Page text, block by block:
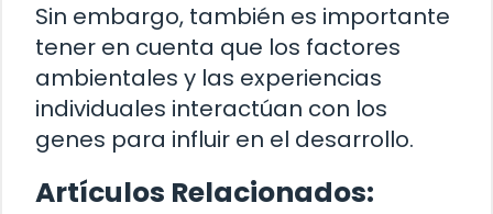
Sin embargo, también es importante
tener en cuenta que los factores
ambientales y las experiencias
individuales interactúan con los
genes para influir en el desarrollo.
Artículos Relacionados: